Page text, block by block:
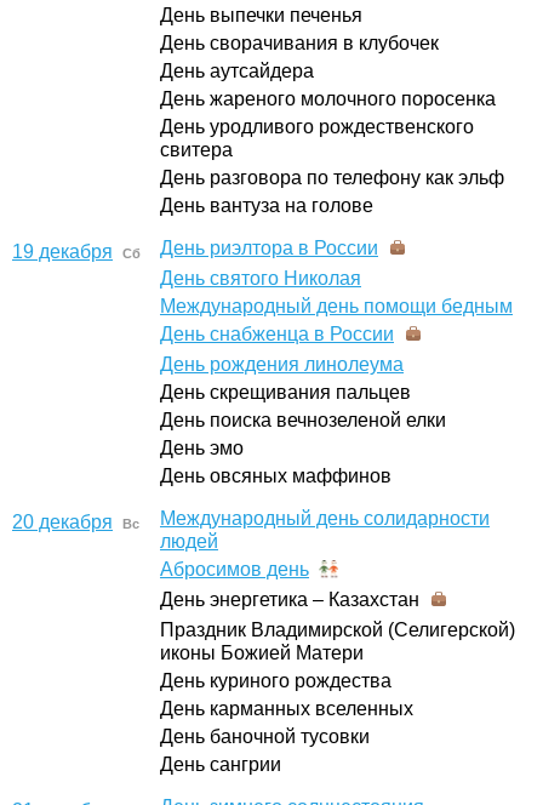
День выпечки печенья
День сворачивания в клубочек
День аутсайдера
День жареного молочного поросенка
День уродливого рождественского
свитера
День разговора по телефону как эльф
День вантуза на голове
19 декабря Сб
День риэлтора в России
День святого Николая
Международный день помощи бедным
День снабженца в России
День рождения линолеума
День скрещивания пальцев
День поиска вечнозеленой елки
День эмо
День овсяных маффинов
20 декабря Вс
Международный день солидарности
людей
Абросимов день
День энергетика – Казахстан
Праздник Владимирской (Селигерской)
иконы Божией Матери
День куриного рождества
День карманных вселенных
День баночной тусовки
День сангрии